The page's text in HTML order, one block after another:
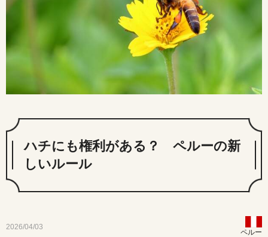
ハチにも権利がある？ ペルーの新
しいルール
2026/04/03
ペルー